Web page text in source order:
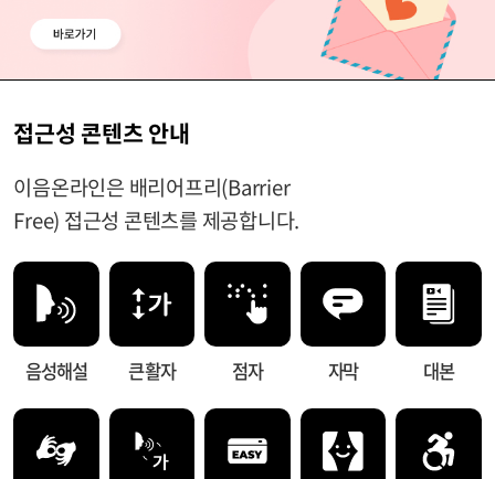
접근성 콘텐츠 안내
이음온라인은 배리어프리(Barrier
Free) 접근성 콘텐츠를 제공합니다.
음성해설 큰 활자 점자 자막 대본